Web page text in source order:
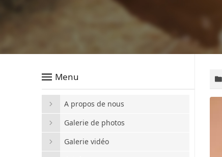
Menu
A propos de nous
Galerie de photos
Galerie vidéo